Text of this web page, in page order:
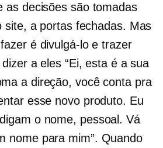
as decisões são tomadas
site, a portas fechadas. Mas
é divulgá-lo e trazer
a eles “Ei, esta é a sua
a direção, você conta pra
esse novo produto. Eu
o nome, pessoal. Vá
nome para mim”. Quando